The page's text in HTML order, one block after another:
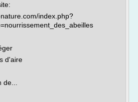
index.php?
d'aire